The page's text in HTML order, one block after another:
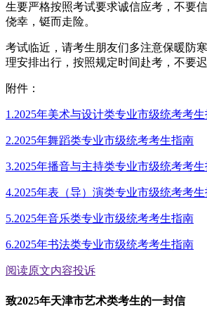
生要严格按照考试要求诚信应考，不要
侥幸，铤而走险。
考试临近，请考生朋友们多注意保暖防
理安排出行，按照规定时间赴考，不要迟
附件：
1.2025年美术与设计类专业市级统考考
2.2025年舞蹈类专业市级统考考生指南
3.2025年播音与主持类专业市级统考考
4.2025年表（导）演类专业市级统考考
5.2025年音乐类专业市级统考考生指南
6.2025年书法类专业市级统考考生指南
阅读原文内容投诉
致2025年天津市艺术类考生的一封信